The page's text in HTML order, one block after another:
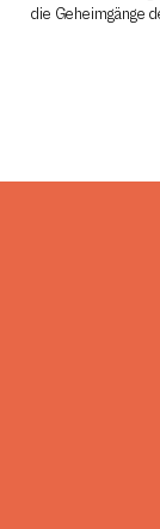
die Geheimgänge